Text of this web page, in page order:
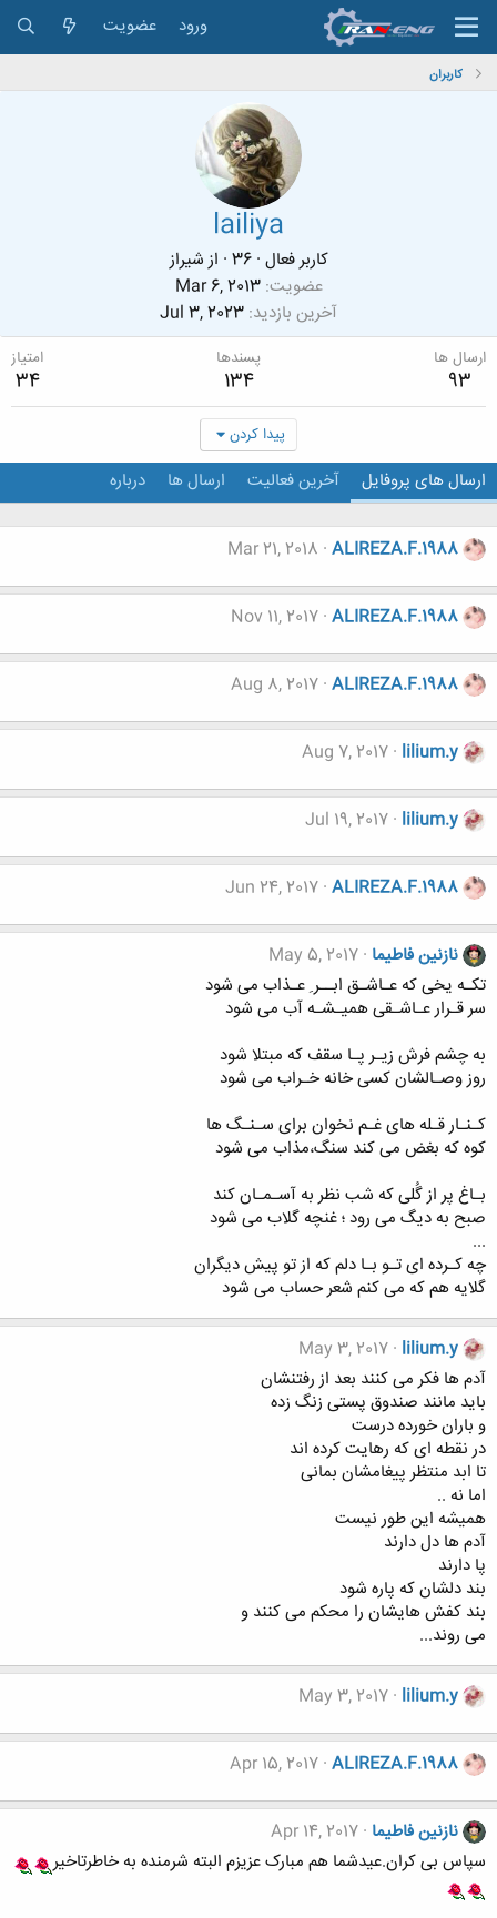
ورود عضویت
کاربران
lailiya
کاربر فعال ·
36
· ازشیراز
عضویت Mar 6, 2013
آخرین بازدید Jul 3, 2023
ارسال ها
93
پسندها
134
امتیاز
34
پیدا کردن
ارسال های پروفایل آخرین فعالیت ارسال ها درباره
ALIREZA.F.1988
Mar 21, 2018
ALIREZA.F.1988
Nov 11, 2017
ALIREZA.F.1988
Aug 8, 2017
lilium.y
Aug 7, 2017
lilium.y
Jul 19, 2017
ALIREZA.F.1988
Jun 24, 2017
نازنین فاطیما May 5, 2017
تکـه یخی که عـاشـق ابــر ِ عـذاب می شود
سر قـرار عـاشـقی همیـشـه آب می شود
به چشم فرش زیـر پـا سقف که مبتلا شود
روز وصـالشان کسی خانه خـراب می شود
کـنـار قـله های غـم نخوان برای سـنـگ ها
کوه که بغض می کند سنگ،مذاب می شود
بـاغ پر از گُلی که شب نظر به آسـمـان کند
صبح به دیگ می رود ؛ غنچه گلاب می شود
...
چه کـرده ای تـو بـا دلم که از تو پیش دیگران
گلایه هم که می کنم شعر حساب می شود
lilium.y
May 3, 2017
آدم ها فکر می کنند بعد از رفتنشان
باید مانند صندوق پستی زنگ زده
و باران خورده درست
در نقطه ای که رهایت کرده اند
تا ابد منتظر پیغامشان بمانی
اما نه ..
همیشه این طور نیست
آدم ها دل دارند
پا دارند
بند دلشان که پاره شود
بند کفش هایشان را محکم می کنند و
می روند...
lilium.y
May 3, 2017
ALIREZA.F.1988
Apr 15, 2017
نازنین فاطیما Apr 14, 2017
سپاس بی کران.عیدشما هم مبارک عزیزم البته شرمنده به خاطرتاخیر